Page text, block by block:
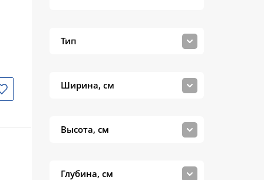
СанТа
Тип
Ширина, см
Высота, см
Глубина, см